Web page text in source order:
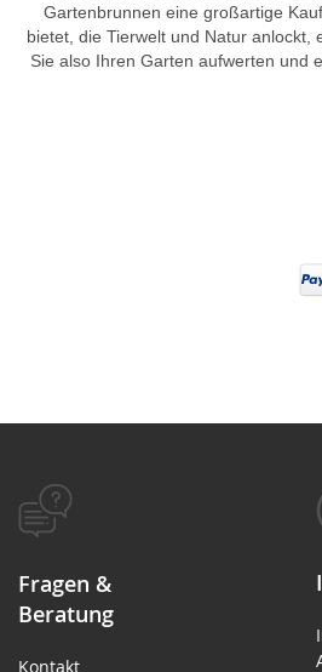
Gartenbrunnen eine großartige
bietet, die Tierwelt und Natur
Sie also Ihren Garten aufwerten und
Fragen &
Beratung
Kontakt